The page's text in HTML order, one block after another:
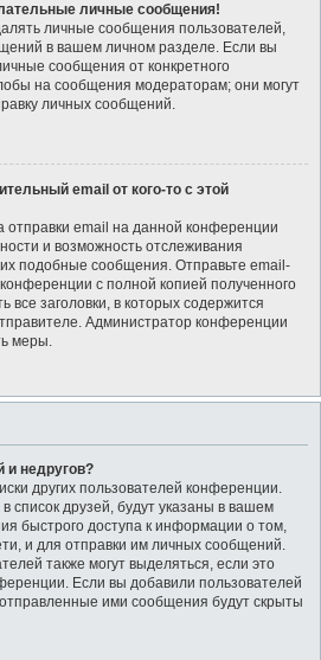
личные сообщения!
личные сообщения пользователей,
в вашем личном разделе. Если вы
сообщения от конкретного
на сообщения модераторам; они могут
личных сообщений.
email от кого-то с этой
email на данной конференции
и возможность отслеживания
подобные сообщения. Отправьте email-
с полной копией полученного
все заголовки, в которых содержится
Администратор конференции
меры.
и недругов?
других пользователей конференции.
список друзей, будут указаны в вашем
быстрого доступа к информации о том,
и для отправки им личных сообщений.
также могут выделяться, если это
Если вы добавили пользователей
ими сообщения будут скрыты